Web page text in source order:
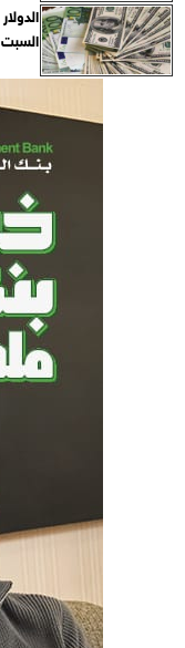
السبت 12 يونيو 2021